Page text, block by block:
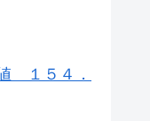
１５４．